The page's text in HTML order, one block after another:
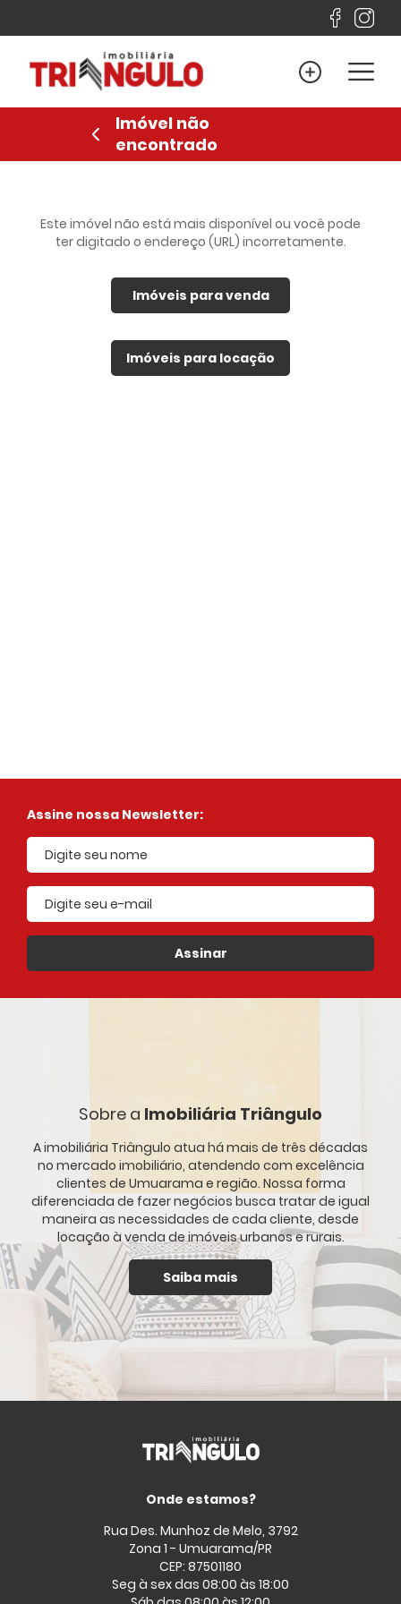
Home
Venda
Locação
Lançamentos
Financiamento
Contato
Favoritos
Anuncie
Imóvel não
encontrado
Este imóvel não está mais disponível ou você pode
ter digitado o endereço (URL) incorretamente.
Imóveis para venda
Imóveis para locação
Assine nossa Newsletter:
Assinar
E-mail cadastrado
Sobre a Imobiliária Triângulo
A imobiliária Triângulo atua há mais de três décadas
no mercado imobiliário, atendendo com excelência
clientes de Umuarama e região. Nossa forma
diferenciada de fazer negócios busca tratar de igual
maneira as necessidades de cada cliente, desde
locação à venda de imóveis urbanos e rurais.
Saiba mais
Onde estamos?
Rua Des. Munhoz de Melo, 3792
Zona 1 - Umuarama/PR
CEP: 87501180
Seg à sex das 08:00 às 18:00